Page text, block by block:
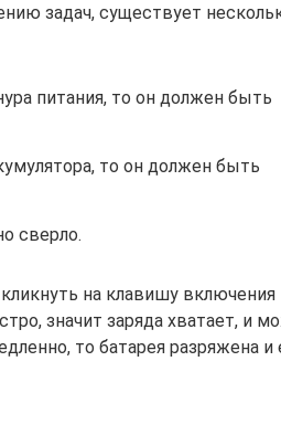
задач, существует
питания, то он должен быть
то он должен быть
сверло.
на клавишу включения
значит заряда хватает, и
то батарея разряжена и